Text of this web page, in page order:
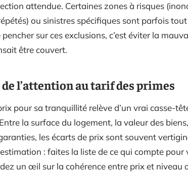
attendue. Certaines zones à risques
ou sinistres spécifiques sont parfois
sur ces exclusions, c’est éviter la
être couvert.
l’attention au tarif des primes
pour sa tranquillité relève d’un vrai casse-
la surface du logement, la valeur des
les écarts de prix sont souvent
: faites la liste de ce qui compte pour
un œil sur la cohérence entre prix et niveau